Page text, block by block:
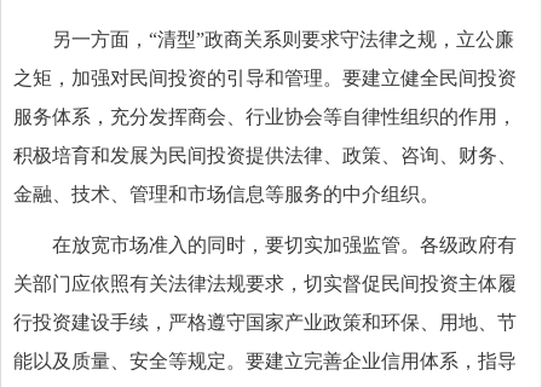
另一方面，“清型”政商关系则要求守法律之规，立公廉
之矩，加强对民间投资的引导和管理。要建立健全民间投资
服务体系，充分发挥商会、行业协会等自律性组织的作用，
积极培育和发展为民间投资提供法律、政策、咨询、财务、
金融、技术、管理和市场信息等服务的中介组织。
在放宽市场准入的同时，要切实加强监管。各级政府有
关部门应依照有关法律法规要求，切实督促民间投资主体履
行投资建设手续，严格遵守国家产业政策和环保、用地、节
能以及质量、安全等规定。要建立完善企业信用体系，指导